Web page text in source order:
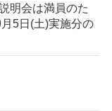
明会は満員のた
5日(土)実施分の